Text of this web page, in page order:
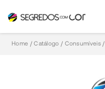
Home /Catálogo / Consumíveis/